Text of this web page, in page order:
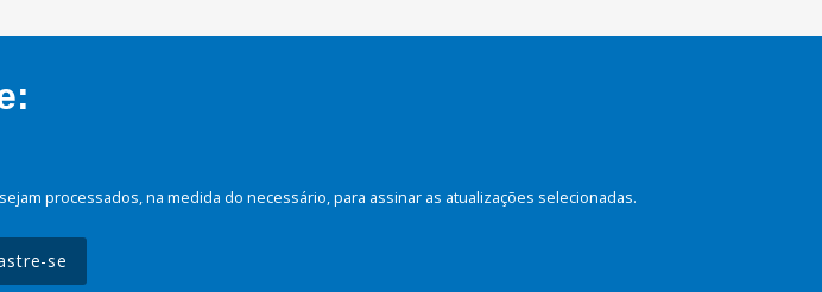
processados, na medida do necessário, para assinar as atualizações selecionadas.
se